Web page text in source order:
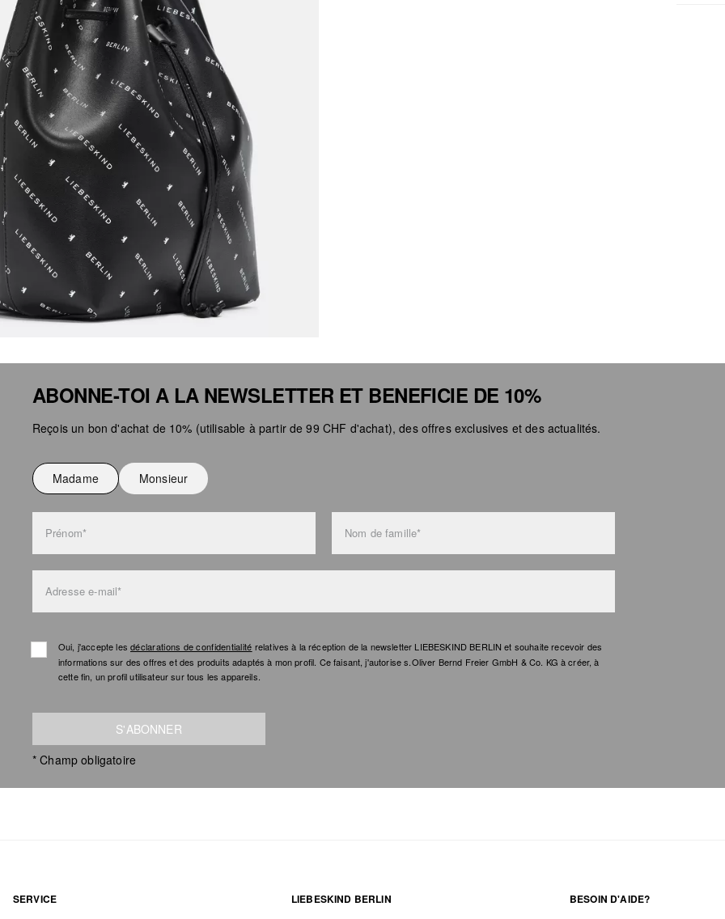
ABONNE-TOI A LA NEWSLETTER ET BENEFICIE DE 10%
Reçois un bon d'achat de 10% (utilisable à partir de 99 CHF d'achat), des offres exclusives et des actualités.
Madame Monsieur
Prénom* Nom de famille*
Adresse e-mail*
Oui, j'accepte lesdéclarations de confidentialité relatives à la réception de la newsletter LIEBESKIND BERLIN et souhaite recevoir des
informations sur des offres et des produits adaptés à mon profil. Ce faisant, j'autorise s.Oliver Bernd Freier GmbH & Co. KG à créer, à
cette fin, un profil utilisateur sur tous les appareils.
S'ABONNER
* Champ obligatoire
SERVICE LIEBESKIND BERLIN BESOIN D'AIDE?